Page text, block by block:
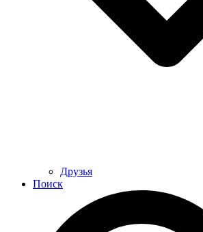
Друзья
Поиск